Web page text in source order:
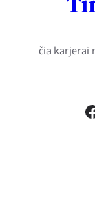
Facebook
čia karjerai